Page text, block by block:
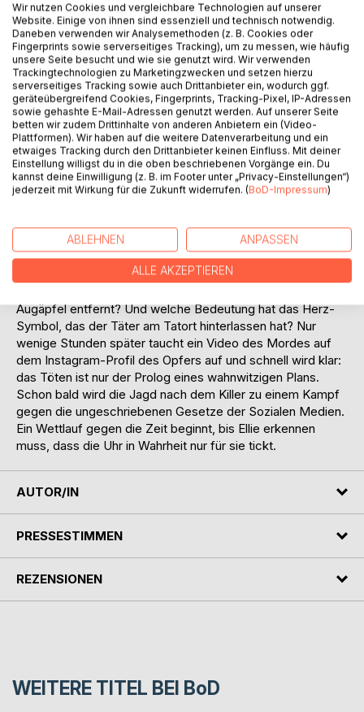
Auf die Merkliste
Titel bewerten
BESCHREIBUNG
14612. Als die junge Kommissarin Ellie Seidel die
blutverschmierte Zahlenfolge auf der grausam
zugerichteten Leiche sieht, ahnt sie noch nichts von der
Welle der Gewalt, die bald über sie hereinbrechen wird.
Augäpfel entfernt? Und welche Bedeutung hat das Herz-
Symbol, das der Täter am Tatort hinterlassen hat? Nur
wenige Stunden später taucht ein Video des Mordes auf
dem Instagram-Profil des Opfers auf und schnell wird klar:
das Töten ist nur der Prolog eines wahnwitzigen Plans.
Schon bald wird die Jagd nach dem Killer zu einem Kampf
gegen die ungeschriebenen Gesetze der Sozialen Medien.
Ein Wettlauf gegen die Zeit beginnt, bis Ellie erkennen
muss, dass die Uhr in Wahrheit nur für sie tickt.
AUTOR/IN
PRESSESTIMMEN
REZENSIONEN
WEITERE TITEL BEI BoD
Wir nutzen Cookies und vergleichbare Technologien auf unserer
Website. Einige von ihnen sind essenziell und technisch notwendig.
Daneben verwenden wir Analysemethoden (z. B. Cookies oder
Fingerprints sowie serverseitiges Tracking), um zu messen, wie häufig
unsere Seite besucht und wie sie genutzt wird. Wir verwenden
Trackingtechnologien zu Marketingzwecken und setzen hierzu
serverseitiges Tracking sowie auch Drittanbieter ein, wodurch ggf.
geräteübergreifend Cookies, Fingerprints, Tracking-Pixel, IP-Adressen
sowie gehashte E-Mail-Adressen genutzt werden. Auf unserer Seite
betten wir zudem Drittinhalte von anderen Anbietern ein (Video-
Plattformen). Wir haben auf die weitere Datenverarbeitung und ein
etwaiges Tracking durch den Drittanbieter keinen Einfluss. Mit deiner
Einstellung willigst du in die oben beschriebenen Vorgänge ein. Du
kannst deine Einwilligung (z. B. im Footer unter „Privacy-Einstellungen“)
jederzeit mit Wirkung für die Zukunft widerrufen. (BoD-Impressum)
ABLEHNEN ANPASSEN
ALLE AKZEPTIEREN